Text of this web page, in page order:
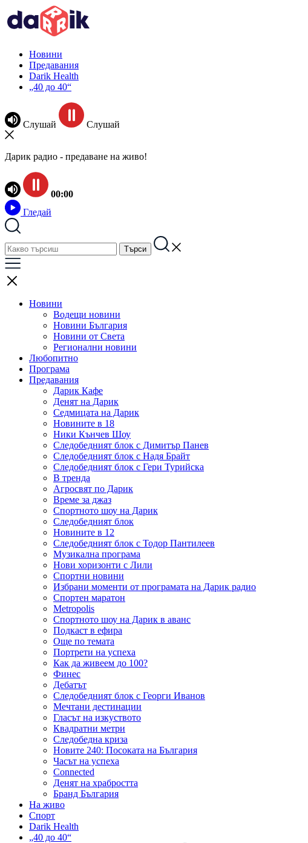
Новини
Предавания
Darik Health
„40 до 40“
Слушай Слушай
Дарик радио - предаване на живо!
00:00
Гледай
Новини
Водещи новини
Новини България
Новини от Света
Регионални новини
Любопитно
Програма
Предавания
Дарик Кафе
Денят на Дарик
Седмицата на Дарик
Новините в 18
Ники Кънчев Шоу
Следобедният блок с Димитър Панев
Следобедният блок с Надя Брайт
Следобедният блок с Гери Турийска
В тренда
Агросвят по Дарик
Време за джаз
Спортното шоу на Дарик
Следобедният блок
Новините в 12
Следобедният блок с Тодор Пантилеев
Музикална програма
Нови хоризонти с Лили
Спортни новини
Избрани моменти от програмата на Дарик радио
Спортен маратон
Metropolis
Спортното шоу на Дарик в аванс
Подкаст в ефира
Още по темата
Портрети на успеха
Как да живеем до 100?
Финес
Дебатът
Следобедният блок с Георги Иванов
Мечтани дестинации
Гласът на изкуството
Квадратни метри
Следобедна криза
Новите 240: Посоката на България
Часът на успеха
Connected
Денят на храбростта
Бранд България
На живо
Спорт
Darik Health
„40 до 40“